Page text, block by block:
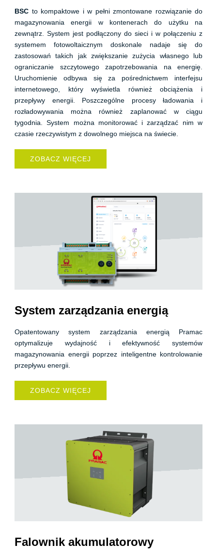
BSC to kompaktowe i w pełni zmontowane rozwiązanie do
magazynowania energii w kontenerach do użytku na
zewnątrz. System jest podłączony do sieci i w połączeniu z
systemem fotowoltaicznym doskonale nadaje się do
zastosowań takich jak zwiększanie zużycia własnego lub
ograniczanie szczytowego zapotrzebowania na energię.
Uruchomienie odbywa się za pośrednictwem interfejsu
internetowego, który wyświetla również obciążenia i
przepływy energii. Poszczególne procesy ładowania i
rozładowywania można również zaplanować w ciągu
tygodnia. System można monitorować i zarządzać nim w
czasie rzeczywistym z dowolnego miejsca na świecie.
ZOBACZ WIĘCEJ
System zarządzania energią
Opatentowany system zarządzania energią Pramac
optymalizuje wydajność i efektywność systemów
magazynowania energii poprzez inteligentne kontrolowanie
przepływu energii.
ZOBACZ WIĘCEJ
Falownik akumulatorowy